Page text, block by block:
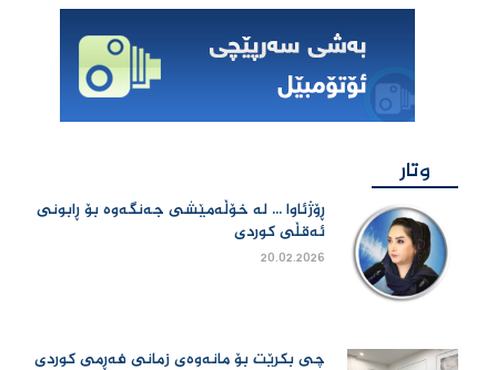
وتار
ڕۆژئاوا ... لە خۆڵەمێشی جەنگەوە بۆ ڕابونی
ئەقڵی کوردی
20.02.2026
چی بكرێت بۆ مانەوەی زمانی فەڕمی كوردی